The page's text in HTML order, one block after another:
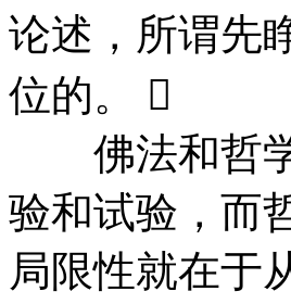
论述，所谓先
位的。 
佛法和哲学
验和试验，而
局限性就在于